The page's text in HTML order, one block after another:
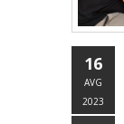
16
AVG
2023